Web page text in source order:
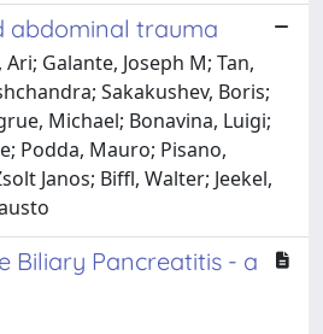
abdominal trauma
Galante, Joseph M; Tan,
Sakakushev, Boris;
Michael; Bonavina, Luigi;
Podda, Mauro; Pisano,
Janos; Biffl, Walter; Jeekel,
Biliary Pancreatitis - a